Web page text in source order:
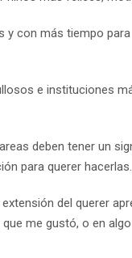
y con más tiempo
e instituciones
deben tener un
para querer hacerlas.
del querer
me gustó, o en